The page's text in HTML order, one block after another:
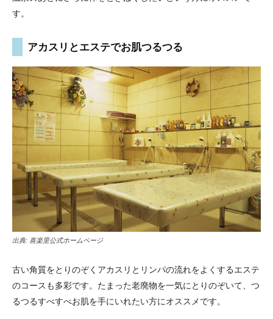
す。
アカスリとエステでお肌つるつる
出典: 喜楽里公式ホームページ
古い角質をとりのぞくアカスリとリンパの流れをよくするエステ
のコースも多彩です。たまった老廃物を一気にとりのぞいて、つ
るつるすべすべお肌を手にいれたい方にオススメです。